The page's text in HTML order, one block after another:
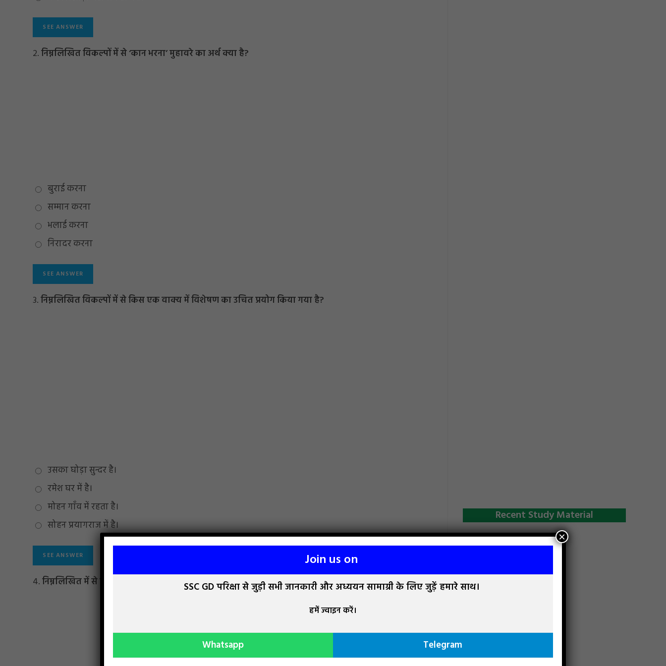
2.निम्नलिखित विकल्पों में से ‘कान भरना’ मुहावरे का अर्थ क्या है?
बुराई करना
सम्मान करना
भलाई करना
निरादर करना
3.निम्नलिखित विकल्पों में से किस एक वाक्य में विशेषण का उचित प्रयोग किया गया है?
उसका घोड़ा सुन्दर है।
रमेश घर में है।
मोहन गाँव में रहता है।
सोहन प्रयागराज में है।
4.निम्नलिखित में से कौन सा एक अकर्मक क्रिया का उदाहरण नहीं है?
Recent Study Material
Join us on
SSC GD परिक्षा से जुड़ी सभी जानकारी और अध्ययन सामाग्री के लिए जुड़ें हमारे साथ।
हमें ज्वाइन करें।
Whatsapp Telegram
×